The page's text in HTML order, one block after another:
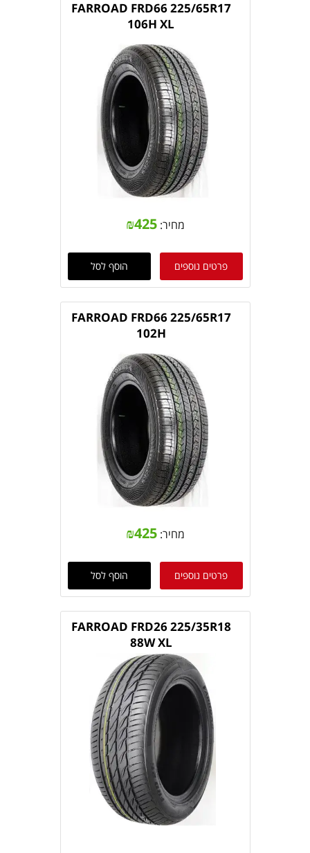
FARROAD FRD66 225/65R17
106H XL
מחיר: ₪425
פרטים נוספים הוסף לסל
FARROAD FRD66 225/65R17
102H
מחיר: ₪425
פרטים נוספים הוסף לסל
FARROAD FRD26 225/35R18
88W XL